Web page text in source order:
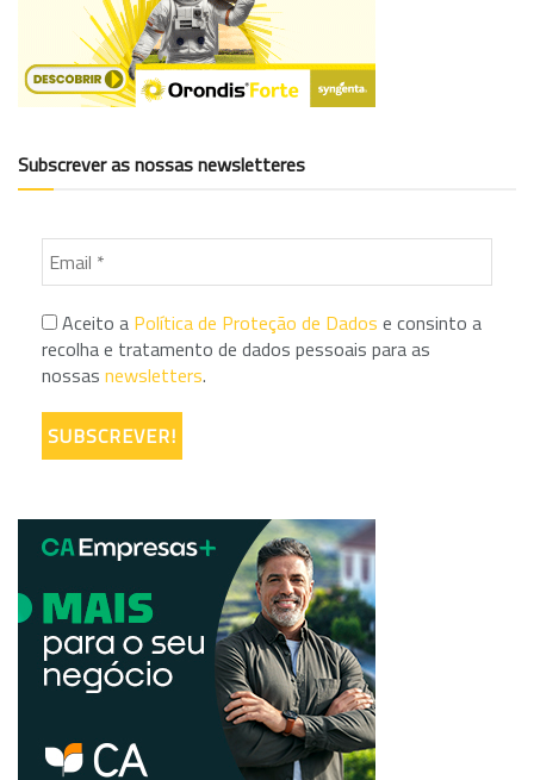
Subscrever as nossas newsletteres
Aceito a Política de Proteção de Dados e consinto a
recolha e tratamento de dados pessoais para as
nossas newsletters.